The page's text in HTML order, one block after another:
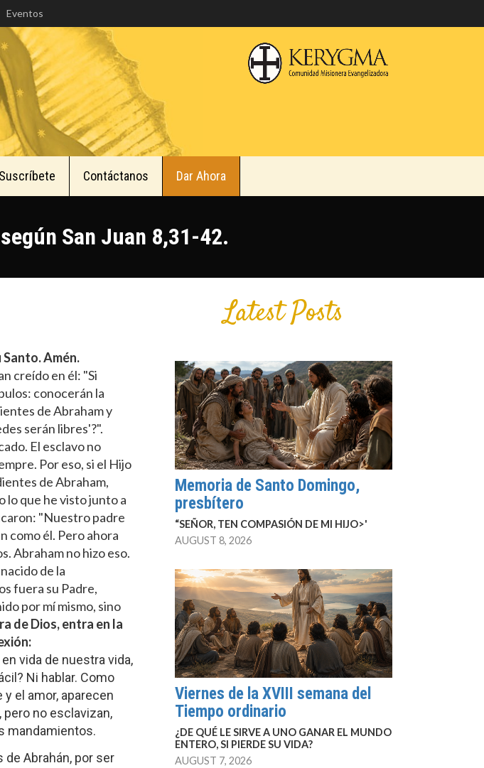
Skip
to
main
content
Eventos
Suscríbete Contáctanos Dar Ahora
San Juan 8,31-42.
Amén.
creído en él: "Si
conocerán la
de Abraham y
serán libres'?".
El esclavo no
Por eso, si el Hijo
de Abraham,
lo que he visto junto a
"Nuestro padre
como él. Pero ahora
Abraham no hizo eso.
de la
fuera su Padre,
por mí mismo, sino
de Dios, entra en la
vida de nuestra vida,
Ni hablar. Como
el amor, aparecen
no esclavizan,
mandamientos.
Abrahán, por ser
Latest Posts
Memoria de Santo Domingo,
presbítero
“SEÑOR, TEN COMPASIÓN DE MI HIJO>'
AUGUST 8, 2026
Viernes de la XVIII semana del
Tiempo ordinario
¿DE QUÉ LE SIRVE A UNO GANAR EL MUNDO
ENTERO, SI PIERDE SU VIDA?
AUGUST 7, 2026